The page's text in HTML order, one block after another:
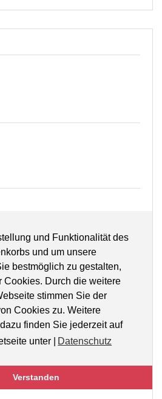
und Funktionalität des
und um unsere
bestmöglich zu gestalten,
Cookies. Durch die weitere
stimmen Sie der
Cookies zu. Weitere
finden Sie jederzeit auf
unter |
Datenschutz
Verstanden